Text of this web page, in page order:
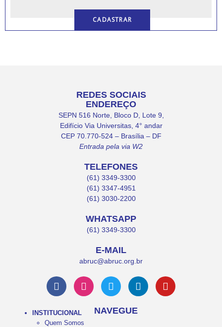
REDES SOCIAIS
ENDEREÇO
SEPN 516 Norte, Bloco D, Lote 9,
Edifício Via Universitas, 4° andar
CEP 70.770-524 – Brasília – DF
Entrada pela via W2
TELEFONES
(61) 3349-3300
(61) 3347-4951
(61) 3030-2200
WHATSAPP
(61) 3349-3300
E-MAIL
abruc@abruc.org.br
NAVEGUE
INSTITUCIONAL
Quem Somos